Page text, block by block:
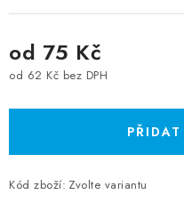
od 75 Kč
od 62 Kč bez DPH
Kód zboží: Zvolte variantu